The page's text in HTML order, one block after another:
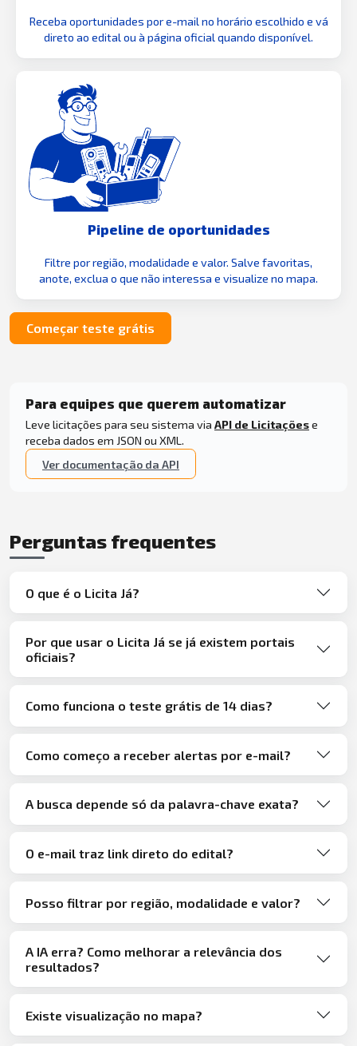
Receba oportunidades por e-mail no horário escolhido e vá
direto ao edital ou à página oficial quando disponível.
Pipeline de oportunidades
Filtre por região, modalidade e valor. Salve favoritas,
anote, exclua o que não interessa e visualize no mapa.
Começar teste grátis
Para equipes que querem automatizar
Leve licitações para seu sistema via API de Licitaçõese
receba dados em JSON ou XML.
Ver documentação da API
Perguntas frequentes
O que é o Licita Já?
Por que usar o Licita Já se já existem portais
oficiais?
Como funciona o teste grátis de 14 dias?
Como começo a receber alertas por e-mail?
A busca depende só da palavra-chave exata?
O e-mail traz link direto do edital?
Posso filtrar por região, modalidade e valor?
A IA erra? Como melhorar a relevância dos
resultados?
Existe visualização no mapa?